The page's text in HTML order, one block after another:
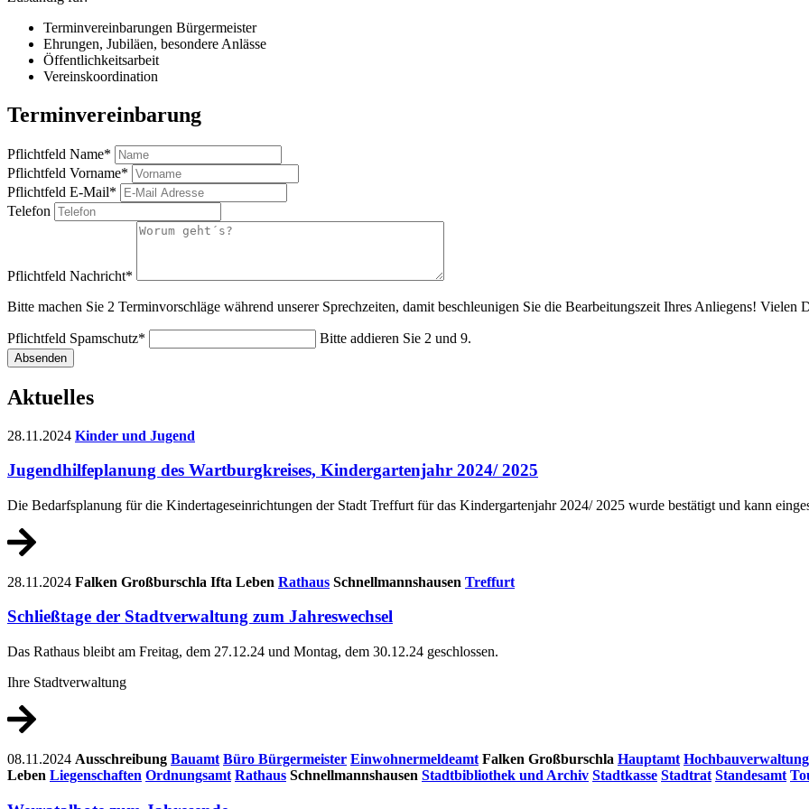
Terminvereinbarungen Bürgermeister
Ehrungen, Jubiläen, besondere Anlässe
Öffentlichkeitsarbeit
Vereinskoordination
Terminvereinbarung
Pflichtfeld Name*
Pflichtfeld Vorname*
Pflichtfeld E-Mail*
Telefon
Pflichtfeld Nachricht*
Bitte machen Sie 2 Terminvorschläge während unserer Sprechzeiten, damit beschleunigen Sie die Bearbeitungszeit Ihres Anliegens! Vielen
Pflichtfeld Spamschutz* Bitte addieren Sie 2 und 9.
Absenden
Aktuelles
28.11.2024 Kinder und Jugend
Jugendhilfeplanung des Wartburgkreises, Kindergartenjahr 2024/ 2025
Die Bedarfsplanung für die Kindertageseinrichtungen der Stadt Treffurt für das Kindergartenjahr 2024/ 2025 wurde bestätigt und kann
28.11.2024 Falken Großburschla Ifta Leben Rathaus Schnellmannshausen Treffurt
Schließtage der Stadtverwaltung zum Jahreswechsel
Das Rathaus bleibt am Freitag, dem 27.12.24 und Montag, dem 30.12.24 geschlossen.
Ihre Stadtverwaltung
08.11.2024 Ausschreibung Bauamt Büro Bürgermeister Einwohnermeldeamt Falken Großburschla Hauptamt
Leben Liegenschaften Ordnungsamt Rathaus Schnellmannshausen Stadtbibliothek und Archiv Stadtkasse Stadtrat Standesamt